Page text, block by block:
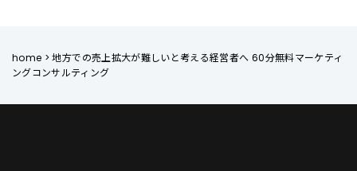
home >地方での売上拡大が難しいと考える経営者へ 60分無料マーケティ
ングコンサルティング